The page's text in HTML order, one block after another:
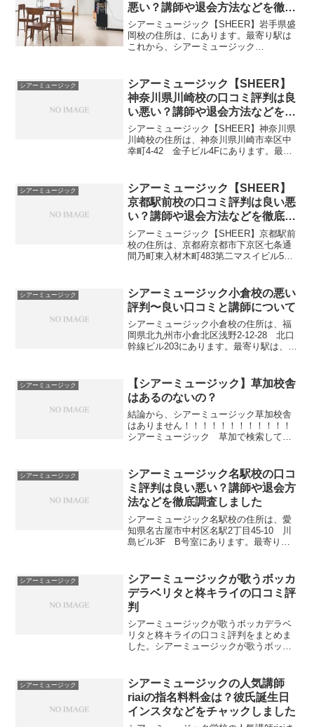
悪い？講師や退会方法などを徹底
調査しました
シアーミュージック【SHEER】岩手県盛
岡校の住所は、にあります。最寄り駅は
これから、シアーミュージック
ミ評価評判について記載していきます。
シアーミュージック【SHE...
シアーミュージック
シアーミュージック【SHEER】
神奈川県川崎校の口コミ評判は良
い悪い？講師や退会方法などを徹
底調査しました
シアーミュージック【SHEER】神奈川県
川崎校の住所は、神奈川県川崎市幸区中
幸町4-42 金子ビル4Fにあります。最寄
崎校舎のMAPと最寄り駅と住所最寄り駅
JR川...
シアーミュージック
シアーミュージック【SHEER】
京都駅前校の口コミ評判は良い悪
い？講師や退会方法などを徹底調
査しました
シアーミュージック【SHEER】京都駅前
校の住所は、京都府京都市下京区七条通
間乃町東入材木町483第二マスイビル5階
京阪七条駅から徒歩5分です。シアーミュ
ージック【...
シアーミュージック
シアーミュージック小倉校の悪い
評判〜良い口コミと講師について
シアーミュージック小倉校の住所は、福
岡県北九州市小倉北区浅野2-12-28 北口
幹線ビル203にあります。最寄り駅は、
最寄り駅と住所最寄り駅JR小倉駅新幹線
口（北口）...
シアーミュージック
【シアーミュージック】草加校舎
はあるのないの？
結論から、シアーミュージック草加校舎
はありません！！！！！！！！！！！！
シアーミュージック 草加で検索してい
の校舎上の地図は、シアーミュージック
の関東校舎の一覧の地図で...
シアーミュージック
シアーミュージック名駅校の口コ
ミ評判は良い悪い？講師や退会方
法などを徹底調査しました
シアーミュージック名駅校の住所は、愛
知県名古屋市中村区名駅2丁目45-10 川
島ビル3F B号室にあります。最寄り駅
名駅校舎のMAPと最寄り駅と住所最寄り
駅名古屋市...
シアーミュージック
シアーミュージックが歌うボッカ
デラベリタと柊キライの口コミ評
判
シアーミュージックが歌うボッカデラベ
リタと柊キライの口コミ評判をまとめま
した。シアーミュージックが歌うボッカ
ナー)della'(シアーミュージック立川校生
徒)小林優奈...
シアーミュージック
シアーミュージックの人気講師
riaiの指名料料金は？彼氏誕生日
インスタなどをチャックしました